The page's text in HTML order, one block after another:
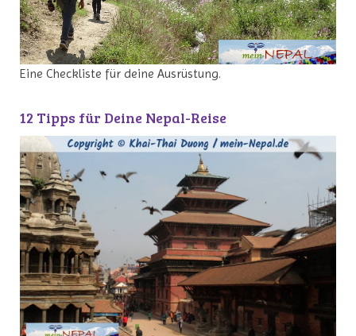
Eine Checkliste für deine Ausrüstung.
12 Tipps für Deine Nepal-Reise